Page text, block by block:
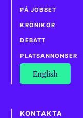
PÅ JOBBET
KRÖNIKOR
DEBATT
PLATSANNONSER
English
KONTAKTA